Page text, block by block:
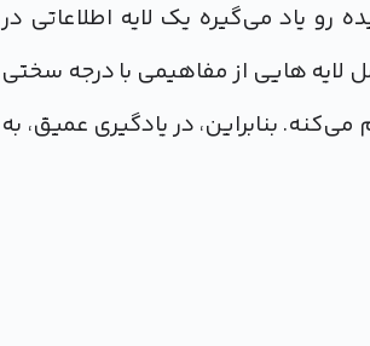
یاد می‌گیره یک لایه اطلاعاتی در
لایه هایی از مفاهیمی با درجه سختی
بنابراین، در یادگیری عمیق، به